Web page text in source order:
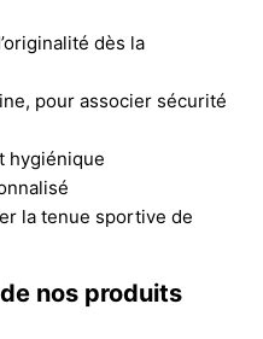
dès la
pour associer sécurité
hygiénique
la tenue sportive de
nos produits